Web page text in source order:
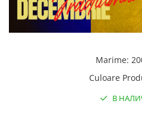
Marime:
Culoare
В